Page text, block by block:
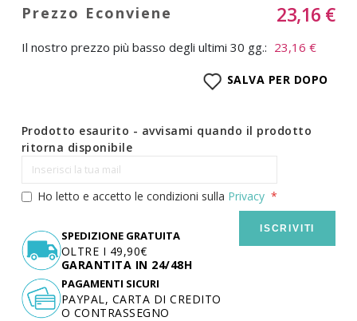
23,16 €
Il nostro prezzo più basso degli ultimi 30 gg.: 23,16 €
SALVA PER DOPO
Prodotto esaurito - avvisami quando il prodotto
ritorna disponibile
Ho letto e accetto le condizioni sulla Privacy
ISCRIVITI
SPEDIZIONE GRATUITA
OLTRE I 49,90€
GARANTITA IN 24/48H
PAGAMENTI SICURI
PAYPAL, CARTA DI CREDITO
O CONTRASSEGNO